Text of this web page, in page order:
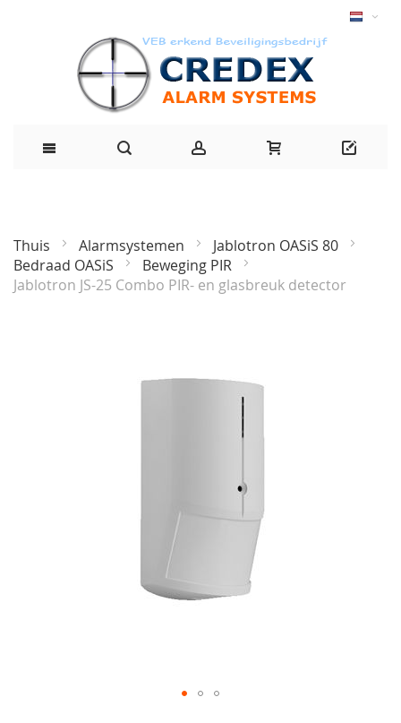
Thuis Alarmsystemen
Jablotron OASiS 80
Bedraad OASiS
Beweging PIR
Jablotron JS-25 Combo PIR- en glasbreuk detector